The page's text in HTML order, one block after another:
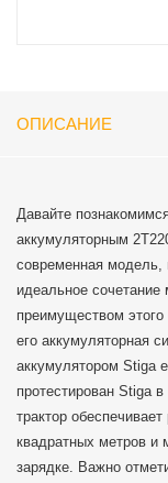
ОПИСАНИЕ
Давайте
аккумуляторным
современная модель,
идеальное
преимуществом этого
его аккумуляторная
аккумулятором Stiga
протестирован Stiga
трактор
квадратных метров и
зарядке. Важно